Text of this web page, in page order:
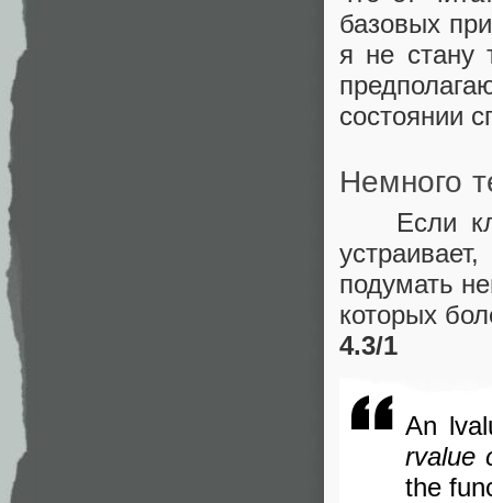
базовых
я не стану
состоянии
Немного
Если
подумать
которых
4.3/1
An
rvalue
the